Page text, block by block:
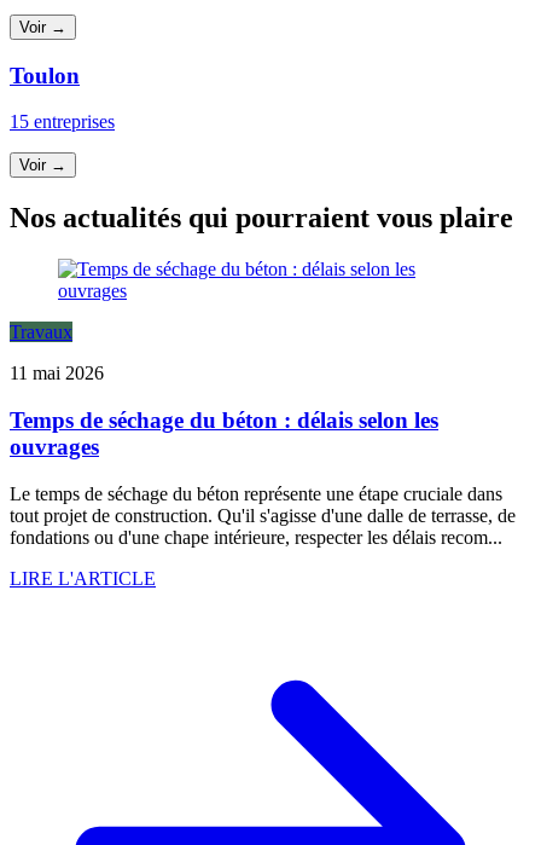
Voir →
Toulon
15 entreprises
Voir →
Nos actualités qui pourraient vous plaire
Travaux
11 mai 2026
Temps de séchage du béton : délais selon les
ouvrages
Le temps de séchage du béton représente une étape cruciale dans
tout projet de construction. Qu'il s'agisse d'une dalle de terrasse, de
fondations ou d'une chape intérieure, respecter les délais recom...
LIRE L'ARTICLE